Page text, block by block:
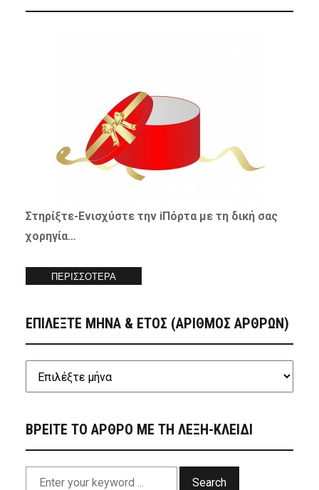
Στηρίξτε-Ενισχύστετην iΠόρτα με τη δική σας
χορηγία…
ΠΕΡΙΣΣΟΤΕΡΑ
ΕΠΙΛΕΞΤΕ ΜΗΝΑ & ΕΤΟΣ (ΑΡΙΘΜΟΣ ΑΡΘΡΩΝ)
ΒΡΕΙΤΕ ΤΟ ΑΡΘΡΟ ΜΕ ΤΗ ΛΕΞΗ-ΚΛΕΙΔΙ
Search